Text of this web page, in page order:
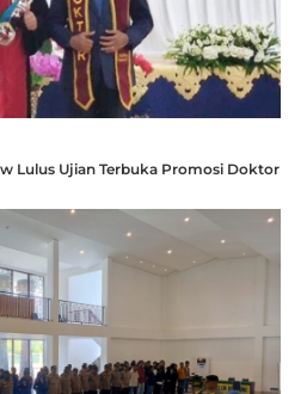
Lulus Ujian Terbuka Promosi Doktor